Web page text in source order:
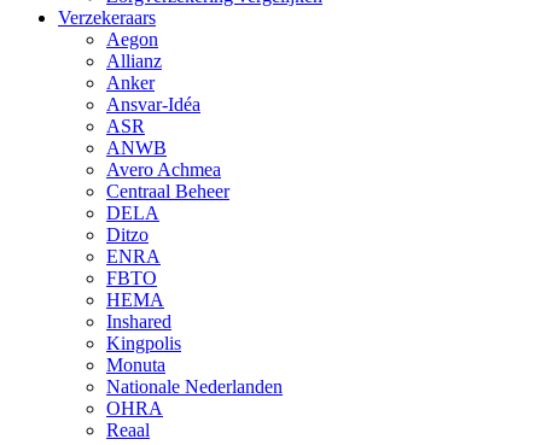
Verzekeraars
Aegon
Allianz
Anker
Ansvar-Idéa
ASR
ANWB
Avero Achmea
Centraal Beheer
DELA
Ditzo
ENRA
FBTO
HEMA
Inshared
Kingpolis
Monuta
Nationale Nederlanden
OHRA
Reaal